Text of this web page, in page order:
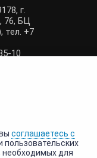
г.
76, БЦ
тел. +7
10
(общие
(жалобы)
соглашаетесь с
пользовательских
для